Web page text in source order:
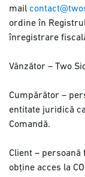
mail
ordine în
înregistrare
Vânzător – Two
Cumpărător –
entitate juridică
Comandă.
Client –
obține acces la